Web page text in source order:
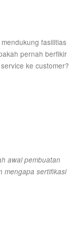
fasilitias
pernah berfikir
ke customer?
awal pembuatan
mengapa sertifikasi